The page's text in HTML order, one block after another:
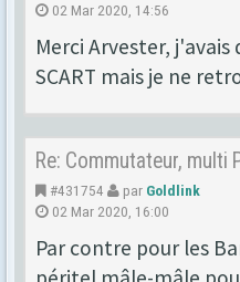
02 Mar 2020, 14:56
Merci Arvester, j'avais
SCART mais je ne
Re: Commutateur, multi
#431754 par Goldlink
02 Mar 2020, 16:00
Par contre pour les